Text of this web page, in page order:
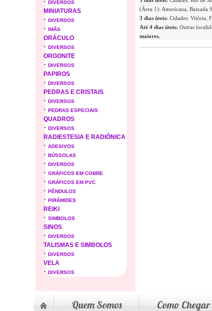
DIVERSOS
MINIATURAS
· DIVERSOS
· IMÃS
ORÁCULO
· DIVERSOS
ORGONITE
· DIVERSOS
PAPIROS
· DIVERSOS
PEDRAS E CRISTAIS
· DIVERSOS
· PEDRAS ESPECIAIS
QUADROS
· DIVERSOS
RADIESTESIA E RADIÔNICA
· ADESIVOS
· BÚSSOLAS
· DIVERSOS
· GRÁFICOS EM COBRE
· GRÁFICOS EM PVC
· PÊNDULOS
· PIRÂMIDES
REIKI
· SIMBOLOS
SINOS
· DIVERSOS
TALISMAS E SIMBOLOS
· DIVERSOS
VELA
· DIVERSOS
(Área 1): Americana, Baixada
3 dias úteis: Cidades: Vitória,
Até 4 dias úteis: Outras
maiores.
Quem Somos Como Chegar